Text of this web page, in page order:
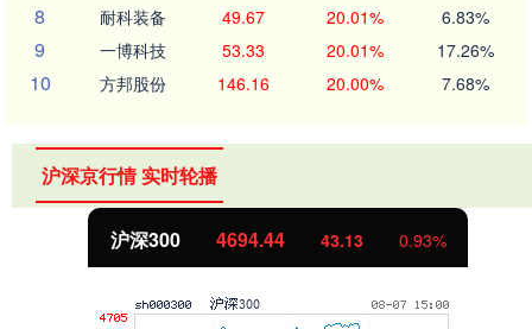
8 耐科装备 49.67 20.01% 6.83%
9 一博科技 53.33 20.01% 17.26%
10 方邦股份 146.16 20.00% 7.68%
沪深京行情 实时轮播
北证50 1134.24 11.37